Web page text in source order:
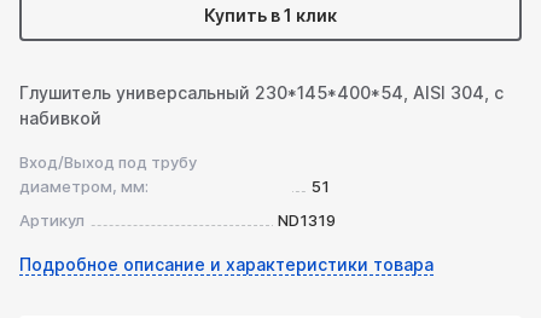
Купить в 1 клик
Глушитель универсальный 230*145*400*54, AISI 304, с
набивкой
Вход/Выход под трубу
диаметром, мм:
51
Артикул
ND1319
Подробное описание и характеристики товара